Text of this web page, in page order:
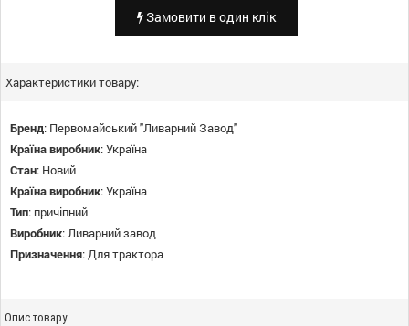
Замовити в один клік
Характеристики товару:
Бренд: Первомайський "Ливарний Завод"
Країна виробник:Україна
Стан: Новий
Країна виробник:Україна
Тип: причіпний
Виробник:Ливарний завод
Призначення:Для трактора
Опис товару